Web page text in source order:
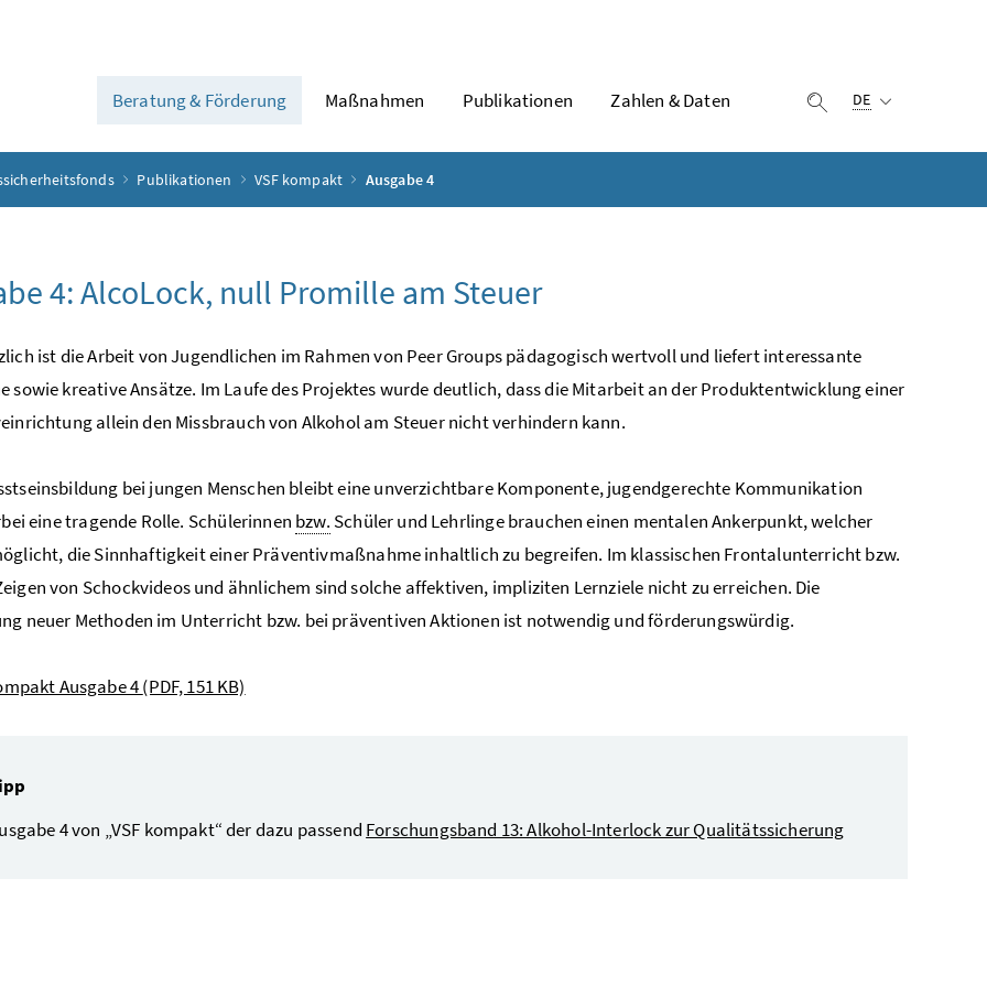
Beratung & Förderung Maßnahmen Publikationen Zahlen & Daten Suche einblenden
DE
Publikationen VSF kompakt Ausgabe 4
4: AlcoLock, null Promille am Steuer
ist die Arbeit von Jugendlichen im Rahmen von Peer Groups pädagogisch wertvoll und liefert interessante
sowie kreative Ansätze. Im Laufe des Projektes wurde deutlich, dass die Mitarbeit an der Produktentwicklung einer
allein den Missbrauch von Alkohol am Steuer nicht verhindern kann.
bei jungen Menschen bleibt eine unverzichtbare Komponente, jugendgerechte Kommunikation
eine tragende Rolle. Schülerinnen bzw. Schüler und Lehrlinge brauchen einen mentalen Ankerpunkt, welcher
die Sinnhaftigkeit einer Präventivmaßnahme inhaltlich zu begreifen. Im klassischen Frontalunterricht bzw.
von Schockvideos und ähnlichem sind solche affektiven, impliziten Lernziele nicht zu erreichen. Die
neuer Methoden im Unterricht bzw. bei präventiven Aktionen ist notwendig und förderungswürdig.
Ausgabe 4(PDF, 151 KB)
4 von „VSF kompakt“ der dazu passend Forschungsband 13: Alkohol-Interlock zur Qualitätssicherung